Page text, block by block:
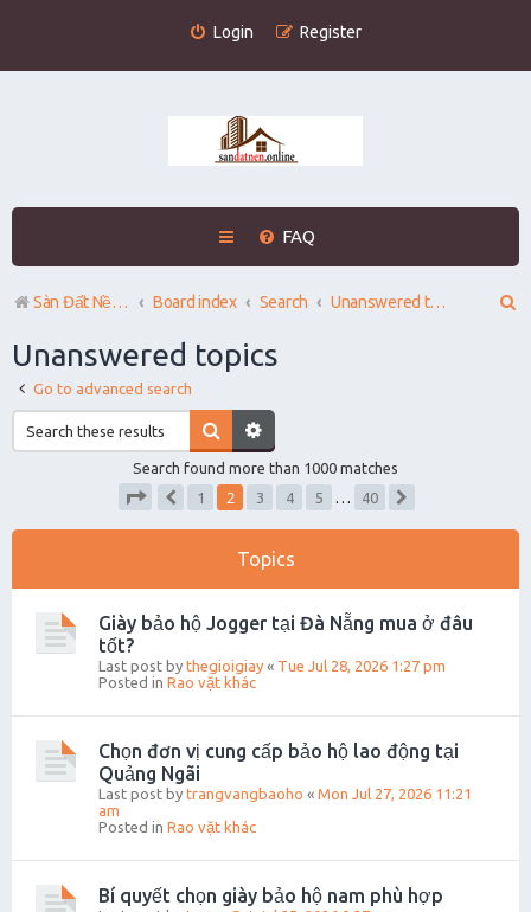
Login Register
FAQ
Sàn Đất Nền Online Board index Search Unanswered topics
Unanswered topics
Go to advanced search
Search found more than 1000 matches
1 2 3 4 5
40
Topics
Giày bảo hộ Jogger tại Đà Nẵng mua ở đâu
tốt?
Last post by thegioigiay « Tue Jul 28, 2026 1:27 pm
Posted in Rao vặt khác
Chọn đơn vị cung cấp bảo hộ lao động tại
Quảng Ngãi
Last post by trangvangbaoho « Mon Jul 27, 2026 11:21
am
Posted in Rao vặt khác
Bí quyết chọn giày bảo hộ nam phù hợp